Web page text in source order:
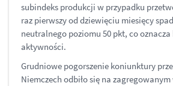
subindeks produkcji w przypadku
raz pierwszy od dziewięciu miesięcy
neutralnego poziomu 50 pkt, co oznacza
aktywności.
Grudniowe pogorszenie koniunktury
Niemczech odbiło się na